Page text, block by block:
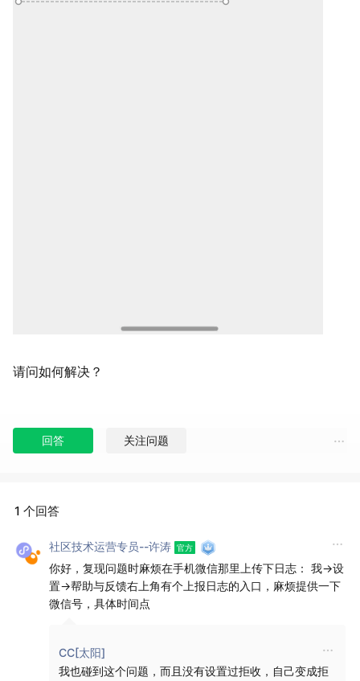
请问如何解决？
回答 关注问题
1 个回答
社区技术运营专员--许涛
你好，复现问题时麻烦在手机微信那里上传下日志： 我->设
置->帮助与反馈右上角有个上报日志的入口，麻烦提供一下
微信号，具体时间点
CC[太阳]
我也碰到这个问题，而且没有设置过拒收，自己变成拒